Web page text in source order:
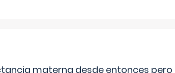
materna desde entonces pero